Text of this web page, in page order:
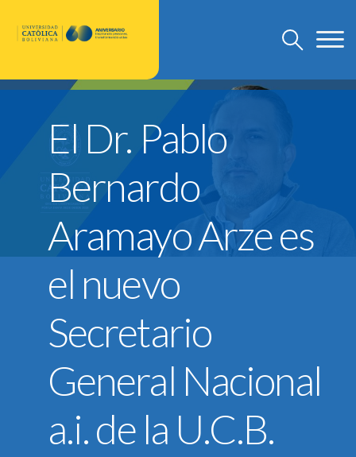
Discursos Rector Nacional
Grado
Post Grado
Investigación
Departamento de Pastoral
U.C.B. Internacional
Reglamentos
U.C.B. Workspace
SIIAN
Biblioteca U.C.B.
Himno U.C.B.
El Dr. Pablo
Bernardo
Aramayo Arze es
el nuevo
Secretario
General Nacional
a.i. de la U.C.B.